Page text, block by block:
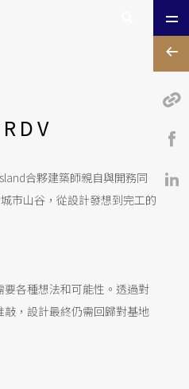
合夥建築師親自與開務同
市山谷，從設計發想到完工的
各種想法和可能性。透過對
，設計最終仍需回歸對基地